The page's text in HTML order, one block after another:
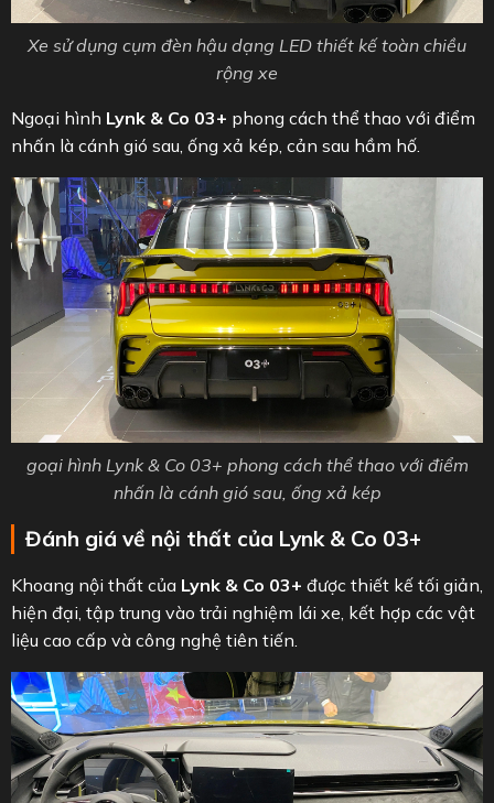
Xe sử dụng cụm đèn hậu dạng LED thiết kế toàn chiều
rộng xe
Ngoại hình Lynk & Co 03+ phong cách thể thao với điểm
nhấn là cánh gió sau, ống xả kép, cản sau hầm hố.
goại hình Lynk & Co 03+ phong cách thể thao với điểm
nhấn là cánh gió sau, ống xả kép
Đánh giá về nội thất của Lynk & Co 03+
Khoang nội thất của Lynk & Co 03+ được thiết kế tối giản,
hiện đại, tập trung vào trải nghiệm lái xe, kết hợp các vật
liệu cao cấp và công nghệ tiên tiến.